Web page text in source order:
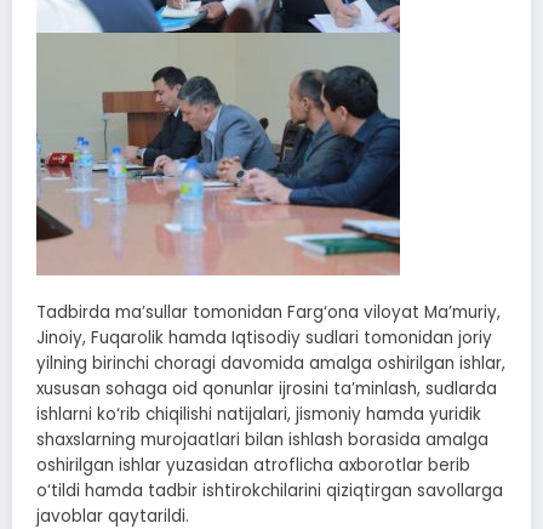
Tadbirda ma’sullar tomonidan Farg‘ona viloyat Ma’muriy,
Jinoiy, Fuqarolik hamda Iqtisodiy sudlari tomonidan joriy
yilning birinchi choragi davomida amalga oshirilgan ishlar,
xususan sohaga oid qonunlar ijrosini ta’minlash, sudlarda
ishlarni ko‘rib chiqilishi natijalari, jismoniy hamda yuridik
shaxslarning murojaatlari bilan ishlash borasida amalga
oshirilgan ishlar yuzasidan atroflicha axborotlar berib
o‘tildi hamda tadbir ishtirokchilarini qiziqtirgan savollarga
javoblar qaytarildi.